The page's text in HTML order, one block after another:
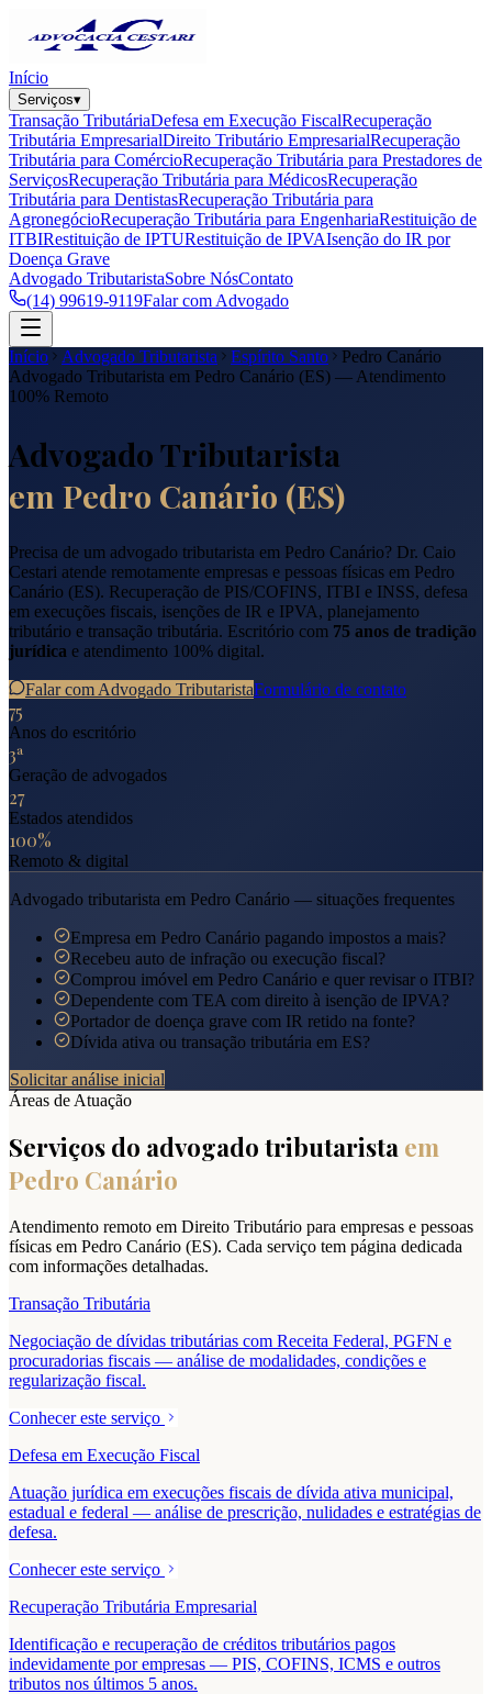
Início
Serviços▾
Transação TributáriaDefesa em Execução FiscalRecuperação
Tributária EmpresarialDireito Tributário EmpresarialRecuperação
Tributária para ComércioRecuperação Tributária para Prestadores de
ServiçosRecuperação Tributária para MédicosRecuperação
Tributária para DentistasRecuperação Tributária para
AgronegócioRecuperação Tributária para EngenhariaRestituição de
ITBIRestituição de IPTURestituição de IPVAIsenção do IR por
Doença Grave
Advogado TributaristaSobre NósContato
(14) 99619-9119Falar com Advogado
Início Advogado Tributarista Espírito Santo
Pedro Canário
Advogado Tributarista em Pedro Canário (ES) — Atendimento
100% Remoto
Advogado Tributarista
em Pedro Canário (ES)
Precisa de um advogado tributarista em Pedro Canário? Dr. Caio
Cestari atende remotamente empresas e pessoas físicas em Pedro
Canário (ES). Recuperação de PIS/COFINS, ITBI e INSS, defesa
em execuções fiscais, isenções de IR e IPVA, planejamento
tributário e transação tributária. Escritório com 75 anos de tradição
jurídica e atendimento 100% digital.
Falar com Advogado TributaristaFormulário de contato
75
Anos do escritório
3ª
Geração de advogados
27
Estados atendidos
100%
Remoto & digital
Advogado tributarista em Pedro Canário — situações frequentes
Empresa em Pedro Canário pagando impostos a mais?
Recebeu auto de infração ou execução fiscal?
Comprou imóvel em Pedro Canário e quer revisar o ITBI?
Dependente com TEA com direito à isenção de IPVA?
Portador de doença grave com IR retido na fonte?
Dívida ativa ou transação tributária em ES?
Solicitar análise inicial
Áreas de Atuação
Serviços do advogado tributarista em
Pedro Canário
Atendimento remoto em Direito Tributário para empresas e pessoas
físicas em Pedro Canário (ES). Cada serviço tem página dedicada
com informações detalhadas.
Transação Tributária
Negociação de dívidas tributárias com Receita Federal, PGFN e
procuradorias fiscais — análise de modalidades, condições e
regularização fiscal.
Conhecer este serviço
Defesa em Execução Fiscal
Atuação jurídica em execuções fiscais de dívida ativa municipal,
estadual e federal — análise de prescrição, nulidades e estratégias de
defesa.
Conhecer este serviço
Recuperação Tributária Empresarial
Identificação e recuperação de créditos tributários pagos
indevidamente por empresas — PIS, COFINS, ICMS e outros
tributos nos últimos 5 anos.